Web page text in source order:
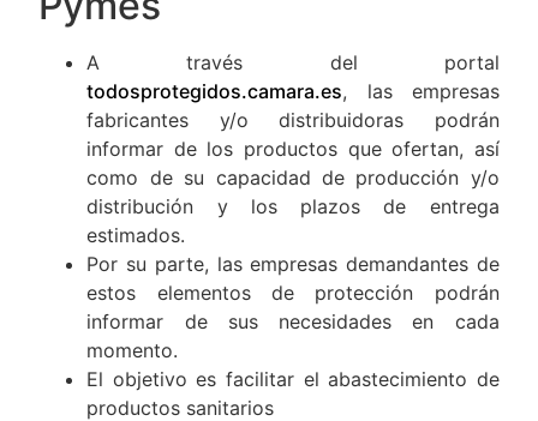
A través del portal
todosprotegidos.camara.es, las empresas
fabricantes y/o distribuidoras podrán
informar de los productos que ofertan, así
como de su capacidad de producción y/o
distribución y los plazos de entrega
estimados.
Por su parte, las empresas demandantes de
estos elementos de protección podrán
informar de sus necesidades en cada
momento.
El objetivo es facilitar el abastecimiento de
productos sanitarios